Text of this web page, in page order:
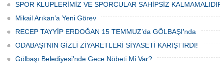
SPOR KLUPLERİMİZ VE SPORCULAR SAHİPSİZ
Mikail Arıkan’a Yeni Görev
RECEP TAYYİP ERDOĞAN 15 TEMMUZ’da GÖLBAŞI’nda
ODABAŞI’NIN GİZLİ ZİYARETLERİ SİYASETİ KARIŞTIRDI!
Gölbaşı Belediyesi’nde Gece Nöbeti Mi Var?